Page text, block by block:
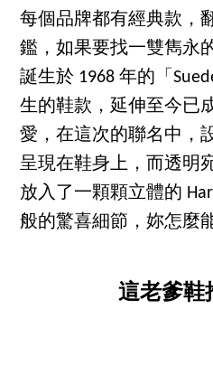
每個品牌都有經典款，
鑑，如果要找一雙雋永
誕生於 1968 年的「
生的鞋款，延伸至今已
愛，在這次的聯名中，
呈現在鞋身上，而透明
放入了一顆顆立體的
般的驚喜細節，妳怎麼
這老爹鞋